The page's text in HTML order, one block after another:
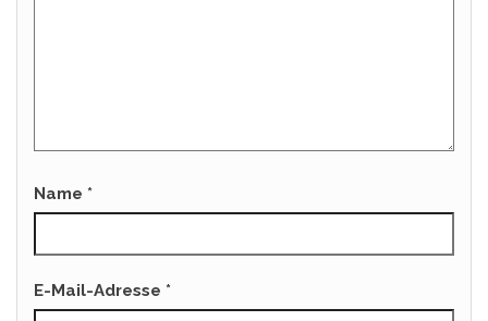
Name *
E-Mail-Adresse *